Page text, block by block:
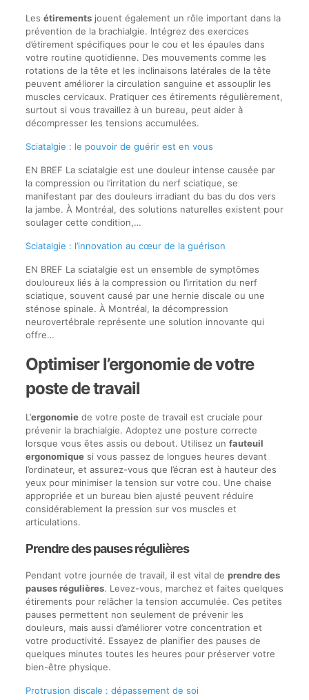
Les étirementsjouent également un rôle important dans la
prévention de la brachialgie. Intégrez des exercices
d’étirement spécifiques pour le cou et les épaules dans
votre routine quotidienne. Des mouvements comme les
rotations de la tête et les inclinaisons latérales de la tête
peuvent améliorer la circulation sanguine et assouplir les
muscles cervicaux. Pratiquer ces étirements régulièrement,
surtout si vous travaillez à un bureau, peut aider à
décompresser les tensions accumulées.
Sciatalgie : le pouvoir de guérir est en vous
EN BREF La sciatalgie est une douleur intense causée par
la compression ou l’irritation du nerf sciatique, se
manifestant par des douleurs irradiant du bas du dos vers
la jambe. À Montréal, des solutions naturelles existent pour
soulager cette condition,…
Sciatalgie : l’innovation au cœur de la guérison
EN BREF La sciatalgie est un ensemble de symptômes
douloureux liés à la compression ou l’irritation du nerf
sciatique, souvent causé par une hernie discale ou une
sténose spinale. À Montréal, la décompression
neurovertébrale représente une solution innovante qui
offre…
Optimiser l’ergonomie de votre
poste de travail
L’ergonomiede votre poste de travail est cruciale pour
prévenir la brachialgie. Adoptez une posture correcte
lorsque vous êtes assis ou debout. Utilisez un fauteuil
ergonomiquesi vous passez de longues heures devant
l’ordinateur, et assurez-vous que l’écran est à hauteur des
yeux pour minimiser la tension sur votre cou. Une chaise
appropriée et un bureau bien ajusté peuvent réduire
considérablement la pression sur vos muscles et
articulations.
Prendre des pauses régulières
Pendant votre journée de travail, il est vital de prendre des
pauses régulières. Levez-vous, marchez et faites quelques
étirements pour relâcher la tension accumulée. Ces petites
pauses permettent non seulement de prévenir les
douleurs, mais aussi d’améliorer votre concentration et
votre productivité. Essayez de planifier des pauses de
quelques minutes toutes les heures pour préserver votre
bien-être physique.
Protrusion discale : dépassement de soi